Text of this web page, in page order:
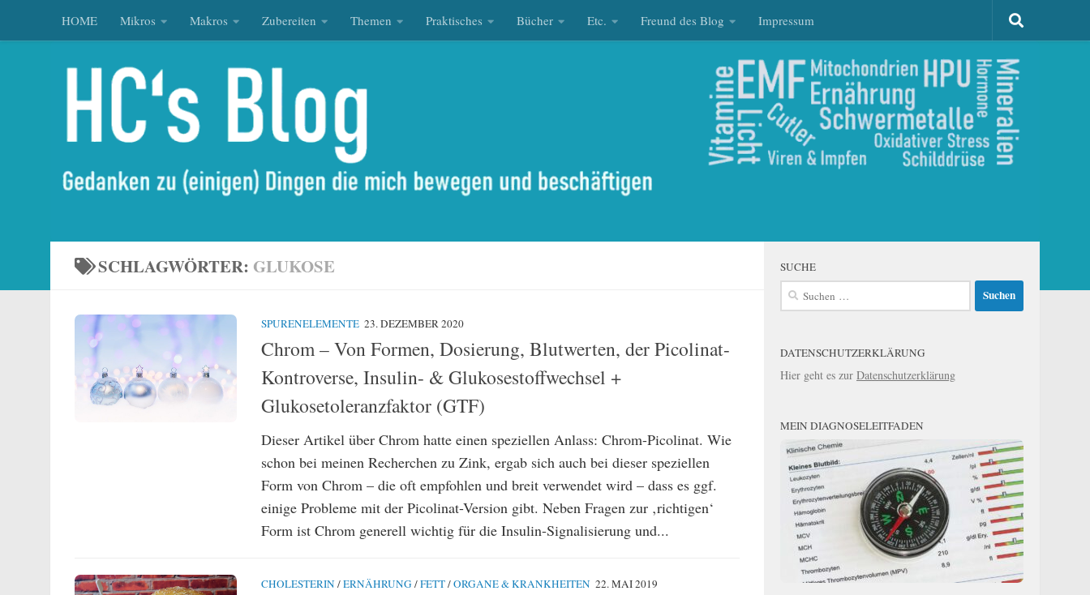
Zum Inhalt springen
HOME Mikros Makros Zubereiten Themen Praktisches Bücher Etc. Freund des Blog Impressum
SCHLAGWÖRTER: GLUKOSE
SPURENELEMENTE 23. DEZEMBER 2020
Chrom – Von Formen, Dosierung, Blutwerten, der Picolinat-
Kontroverse, Insulin- & Glukosestoffwechsel +
Glukosetoleranzfaktor (GTF)
Dieser Artikel über Chrom hatte einen speziellen Anlass: Chrom-Picolinat. Wie
schon bei meinen Recherchen zu Zink, ergab sich auch bei dieser speziellen
Form von Chrom – die oft empfohlen und breit verwendet wird – dass es ggf.
einige Probleme mit der Picolinat-Version gibt. Neben Fragen zur ‚richtigen‘
Form ist Chrom generell wichtig für die Insulin-Signalisierung und...
CHOLESTERIN /ERNÄHRUNG /FETT/ORGANE & KRANKHEITEN 22. MAI 2019
SUCHE
Suchen
DATENSCHUTZERKLÄRUNG
Hier geht es zur Datenschutzerklärung
MEIN DIAGNOSELEITFADEN